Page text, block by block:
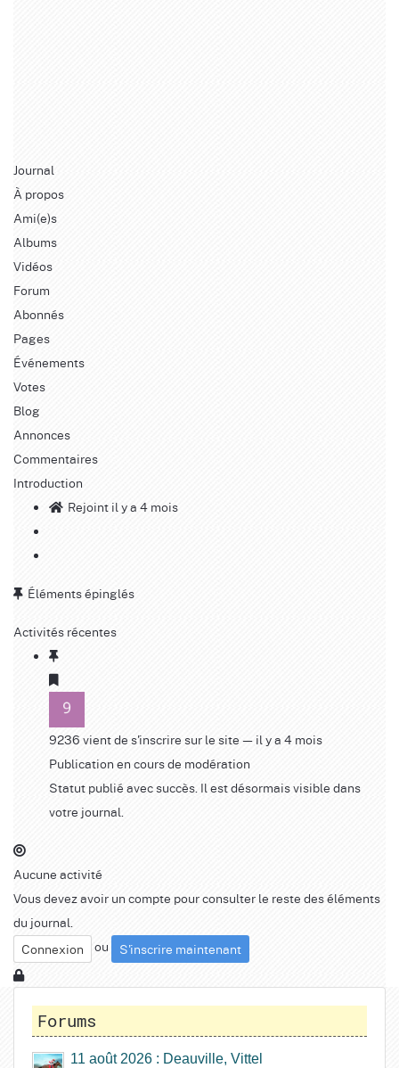
Journal
À propos
Ami(e)s
Albums
Vidéos
Forum
Abonnés
Pages
Événements
Votes
Blog
Annonces
Commentaires
Introduction
Rejoint il y a 4 mois
Éléments épinglés
Activités récentes
9236 vient de s'inscrire sur le site — il y a 4 mois
Publication en cours de modération
Statut publié avec succès. Il est désormais visible dans
votre journal.
Aucune activité
Vous devez avoir un compte pour consulter le reste des éléments
du journal.
Connexion
ou S'inscrire maintenant
Forums
11 août 2026 : Deauville, Vittel